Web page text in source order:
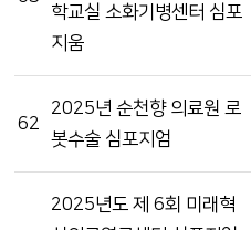
학교실 소화기병센터 심포
지움
62
2025년 순천향 의료원 로
봇수술 심포지엄
2025년도 제 6회 미래혁